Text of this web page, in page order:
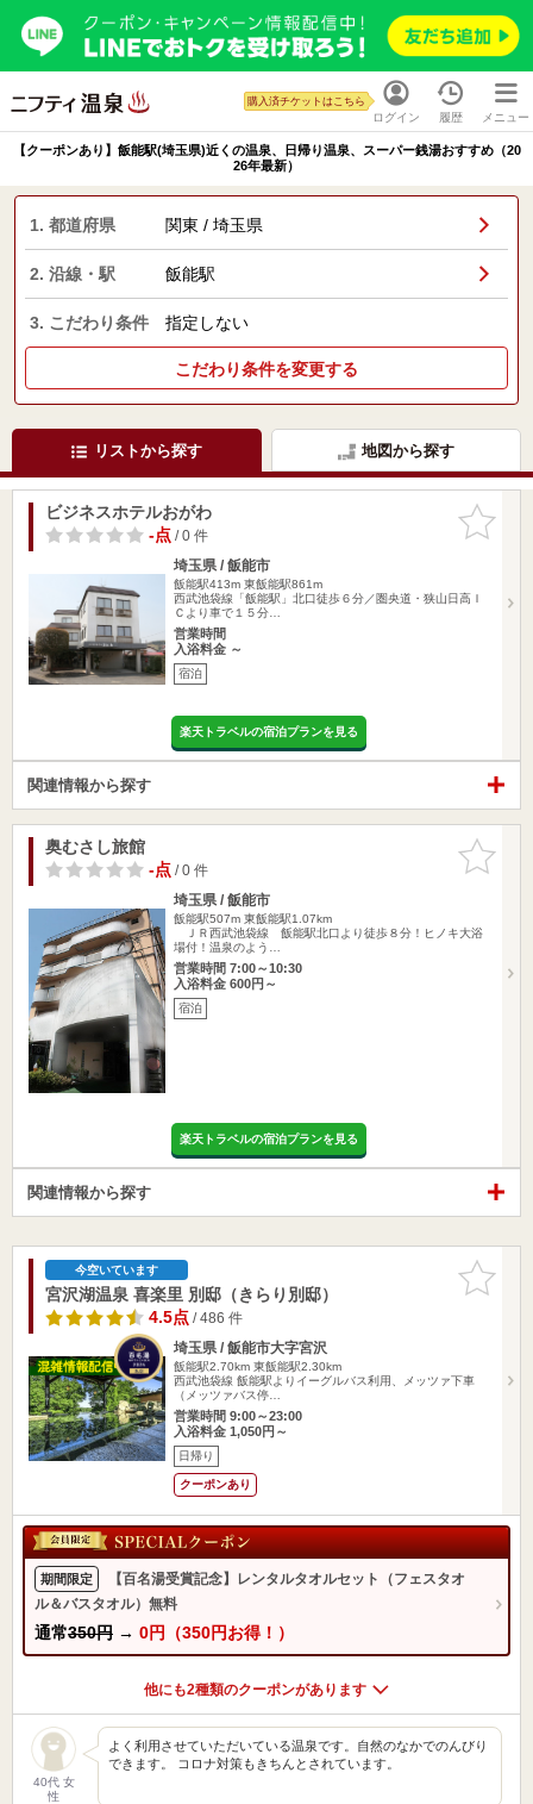
ログイン
購入済チケットはこちら
履歴 メニュー
【クーポンあり】飯能駅(埼玉県)近くの温泉、日帰り温泉、スーパー銭湯おすすめ（20
26年最新）
1. 都道府県 関東 / 埼玉県
2. 沿線・駅 飯能駅
3. こだわり条件 指定しない
こだわり条件を変更する
リストから探す 地図から探す
お気に入
りに追加
ビジネスホテルおがわ
-点/ 0 件
埼玉県 / 飯能市
飯能駅413m 東飯能駅861m
西武池袋線「飯能駅」北口徒歩６分／圏央道・狭山日高Ｉ
Ｃより車で１５分…
営業時間
入浴料金 ～
宿泊
楽天トラベルの宿泊プランを見る
関連情報から探す
お気に入
りに追加
奥むさし旅館
-点/ 0 件
埼玉県 / 飯能市
飯能駅507m 東飯能駅1.07km
ＪＲ西武池袋線 飯能駅北口より徒歩８分！ヒノキ大浴
場付！温泉のよう…
営業時間 7:00～10:30
入浴料金 600円～
宿泊
楽天トラベルの宿泊プランを見る
関連情報から探す
お気に入
りに追加
今空いています
宮沢湖温泉 喜楽里 別邸（きらり別邸）
4.5点/ 486 件
埼玉県 / 飯能市大字宮沢
飯能駅2.70km 東飯能駅2.30km
西武池袋線 飯能駅よりイーグルバス利用、メッツァ下車
（メッツァバス停…
営業時間 9:00～23:00
入浴料金 1,050円～
日帰り
クーポンあり
期間限定
【百名湯受賞記念】レンタルタオルセット（フェスタオ
ル＆バスタオル）無料
通常350円 → 0円（350円お得！）
他にも2種類のクーポンがあります
40代 女
性
よく利用させていただいている温泉です。自然のなかでのんびり
できます。 コロナ対策もきちんとされています。